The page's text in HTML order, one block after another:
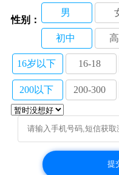
11-01
性别：
男
初中
16岁以下 16-18
200以下 200-300